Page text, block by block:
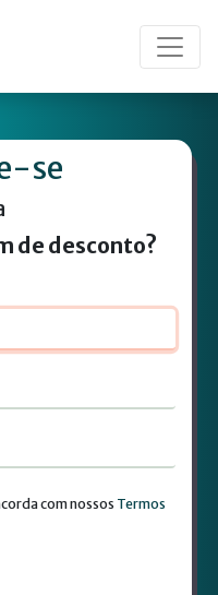
se
de desconto?
com nossos Termos